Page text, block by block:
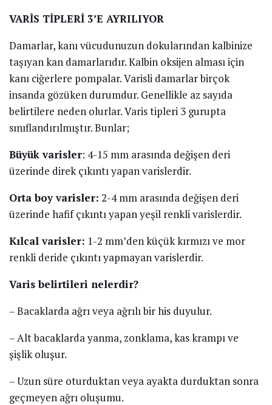
VARİS TİPLERİ 3’E AYRILIYOR
Damarlar, kanı vücudunuzun dokularından kalbinize
taşıyan kan damarlarıdır. Kalbin oksijen alması için
kanı ciğerlere pompalar. Varisli damarlar birçok
insanda gözüken durumdur. Genellikle az sayıda
belirtilere neden olurlar. Varis tipleri 3 gurupta
sınıflandırılmıştır. Bunlar;
Büyük varisler: 4-15 mm arasında değişen deri
üzerinde direk çıkıntı yapan varislerdir.
Orta boy varisler: 2-4 mm arasında değişen deri
üzerinde hafif çıkıntı yapan yeşil renkli varislerdir.
Kılcal varisler: 1-2 mm’den küçük kırmızı ve mor
renkli deride çıkıntı yapmayan varislerdir.
Varis belirtileri nelerdir?
– Bacaklarda ağrı veya ağrılı bir his duyulur.
– Alt bacaklarda yanma, zonklama, kas krampı ve
şişlik oluşur.
– Uzun süre oturduktan veya ayakta durduktan sonra
geçmeyen ağrı oluşumu.